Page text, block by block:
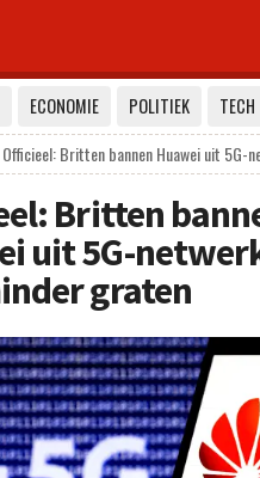
ECONOMIE POLITIEK TECH
Officieel: Britten bannen Huawei uit
Britten
uit 5G-
graten